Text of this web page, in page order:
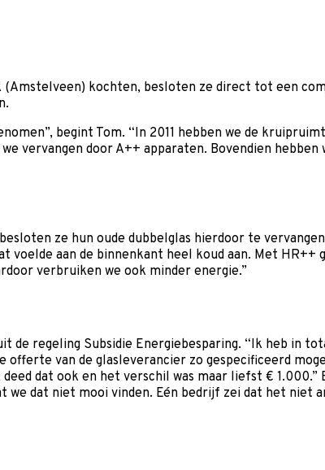
kochten, besloten ze direct tot een
begint Tom. “In 2011 hebben we de
vervangen door A++ apparaten. Bovendien
ze hun oude dubbelglas hierdoor te
voelde aan de binnenkant heel koud aan. Met
verbruiken we ook minder energie.”
de regeling Subsidie Energiebesparing. “Ik heb in
offerte van de glasleverancier zo gespecificeerd
dat ook en het verschil was maar liefst € 1.000.”
dat niet mooi vinden. Eén bedrijf zei dat het niet